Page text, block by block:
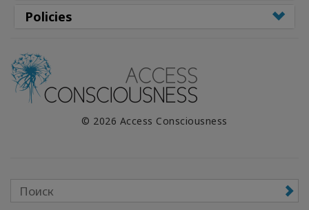
Policies
© 2026 Access Consciousness